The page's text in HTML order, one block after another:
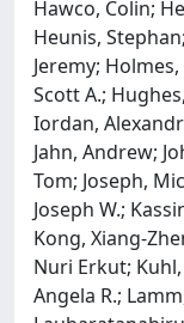
Hawco, Colin;
Heunis,
Jeremy;
Scott A.;
Iordan,
Jahn, Andrew;
Tom; Joseph,
Joseph W.;
Kong, Xiang-
Nuri Erkut;
Angela R.;